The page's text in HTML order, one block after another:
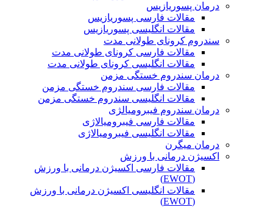
درمان پسوریازیس
مقالات فارسی پسوریازیس
مقالات انگلیسی پسوریازیس
سندروم کرونای طولانی مدت
مقالات فارسی کرونای طولانی مدت
مقالات انگلیسی کرونای طولانی مدت
درمان سندروم خستگی مزمن
مقالات فارسی سندروم خستگی مزمن
مقالات انگلیسی سندروم خستگی مزمن
درمان سندروم فیبرومیالژی
مقالات فارسی فیبرومیالاژی
مقالات انگلیسی فیبرومیالاژی
درمان میگرن
اکسیژن درمانی با ورزش
مقالات فارسی اکسیژن درمانی با ورزش
(EWOT)
مقالات انگلیسی اکسیژن درمانی با ورزش
(EWOT)